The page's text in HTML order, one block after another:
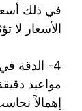
في ذلك
الأسعار لا
4- الدقة
مواعيد
إهمالاً